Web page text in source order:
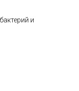
и